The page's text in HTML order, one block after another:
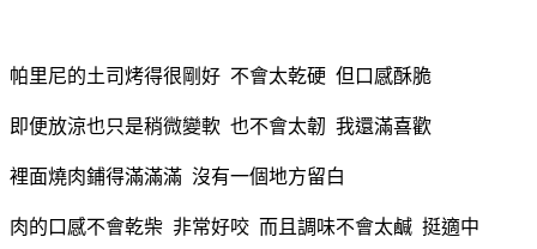
帕里尼的土司烤得很剛好 不會太乾硬 但口感酥脆
即便放涼也只是稍微變軟 也不會太韌 我還滿喜歡
裡面燒肉鋪得滿滿滿 沒有一個地方留白
肉的口感不會乾柴 非常好咬 而且調味不會太鹹 挺適中